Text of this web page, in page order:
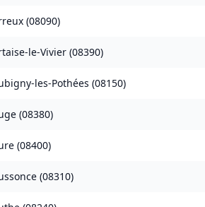
(08090)
le-Vivier (08390)
les-Pothées (08150)
(08380)
(08400)
(08310)